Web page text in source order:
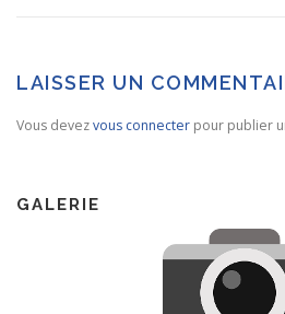
LAISSER UN
Vous devezvous connecter pour publier
GALERIE